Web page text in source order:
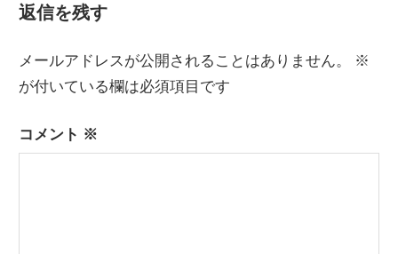
返信を残す
メールアドレスが公開されることはありません。
※
が付いている欄は必須項目です
コメント ※